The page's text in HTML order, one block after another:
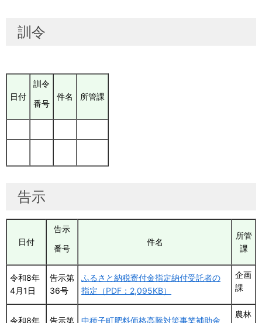
訓令
日付
訓令
番号
件名 所管課
告示
日付
告示
番号
件名
所管
課
令和8年
4月1日
告示第
36号
ふるさと納税寄付金指定納付受託者の
指定（PDF：2,095KB）
企画
課
令和8年 告示第 中種子町肥料価格高騰対策事業補助金
農林